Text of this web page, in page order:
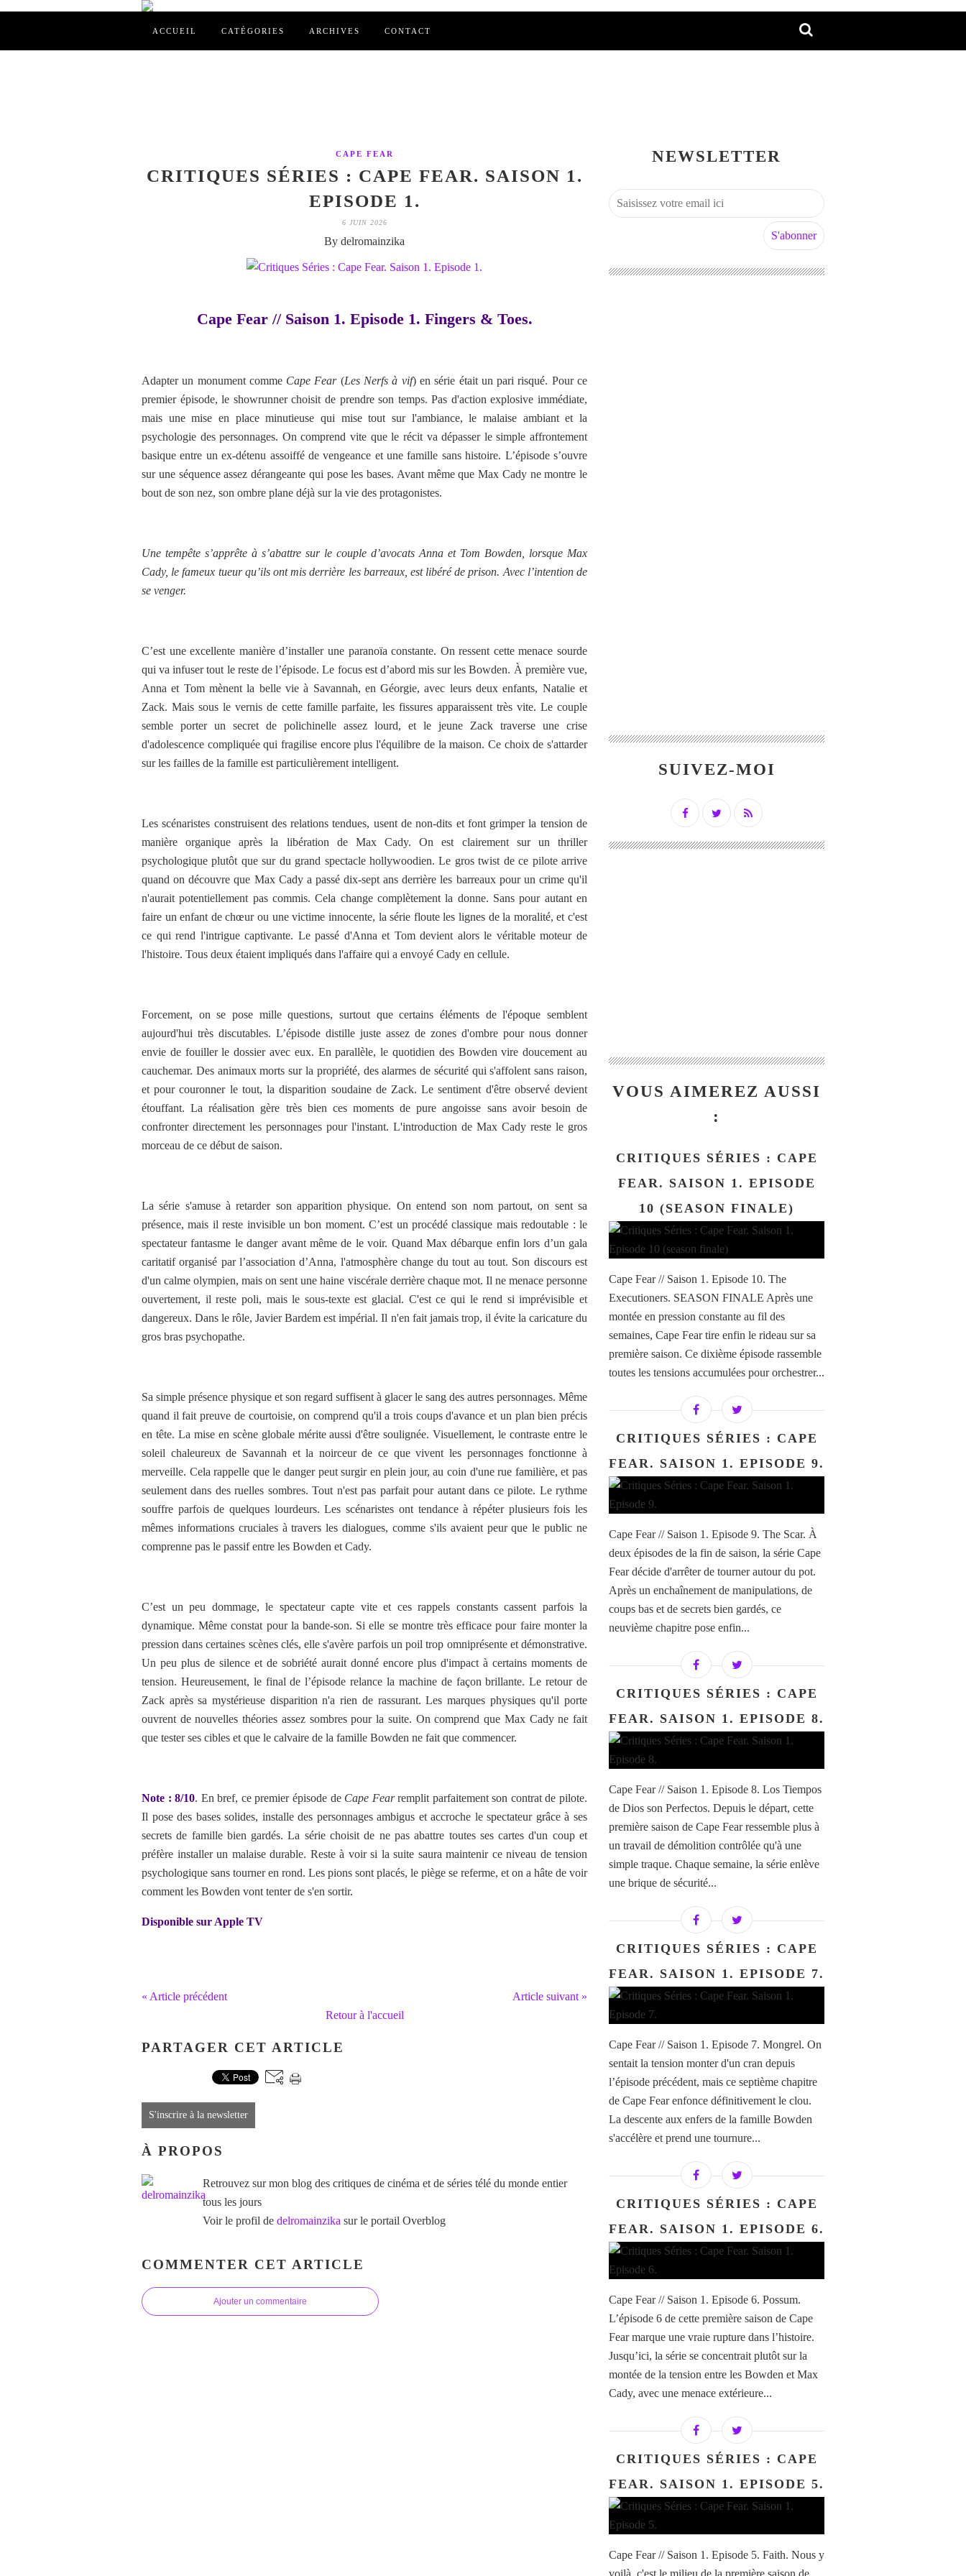
ACCUEIL CATÉGORIES ARCHIVES CONTACT
CAPE FEAR
CRITIQUES SÉRIES : CAPE FEAR. SAISON 1.
EPISODE 1.
6 JUIN 2026
By delromainzika
Cape Fear // Saison 1. Episode 1. Fingers & Toes.
Adapter un monument comme Cape Fear(Les Nerfs à vif) en série était un pari risqué. Pour ce
premier épisode, le showrunner choisit de prendre son temps. Pas d'action explosive immédiate,
mais une mise en place minutieuse qui mise tout sur l'ambiance, le malaise ambiant et la
psychologie des personnages. On comprend vite que le récit va dépasser le simple affrontement
basique entre un ex-détenu assoiffé de vengeance et une famille sans histoire. L’épisode s’ouvre
sur une séquence assez dérangeante qui pose les bases. Avant même que Max Cady ne montre le
bout de son nez, son ombre plane déjà sur la vie des protagonistes.
Une tempête s’apprête à s’abattre sur le couple d’avocats Anna et Tom Bowden, lorsque Max
Cady, le fameux tueur qu’ils ont mis derrière les barreaux, est libéré de prison. Avec l’intention de
se venger.
C’est une excellente manière d’installer une paranoïa constante. On ressent cette menace sourde
qui va infuser tout le reste de l’épisode. Le focus est d’abord mis sur les Bowden. À première vue,
Anna et Tom mènent la belle vie à Savannah, en Géorgie, avec leurs deux enfants, Natalie et
Zack. Mais sous le vernis de cette famille parfaite, les fissures apparaissent très vite. Le couple
semble porter un secret de polichinelle assez lourd, et le jeune Zack traverse une crise
d'adolescence compliquée qui fragilise encore plus l'équilibre de la maison. Ce choix de s'attarder
sur les failles de la famille est particulièrement intelligent.
Les scénaristes construisent des relations tendues, usent de non-dits et font grimper la tension de
manière organique après la libération de Max Cady. On est clairement sur un thriller
psychologique plutôt que sur du grand spectacle hollywoodien. Le gros twist de ce pilote arrive
quand on découvre que Max Cady a passé dix-sept ans derrière les barreaux pour un crime qu'il
n'aurait potentiellement pas commis. Cela change complètement la donne. Sans pour autant en
faire un enfant de chœur ou une victime innocente, la série floute les lignes de la moralité, et c'est
ce qui rend l'intrigue captivante. Le passé d'Anna et Tom devient alors le véritable moteur de
l'histoire. Tous deux étaient impliqués dans l'affaire qui a envoyé Cady en cellule.
Forcement, on se pose mille questions, surtout que certains éléments de l'époque semblent
aujourd'hui très discutables. L’épisode distille juste assez de zones d'ombre pour nous donner
envie de fouiller le dossier avec eux. En parallèle, le quotidien des Bowden vire doucement au
cauchemar. Des animaux morts sur la propriété, des alarmes de sécurité qui s'affolent sans raison,
et pour couronner le tout, la disparition soudaine de Zack. Le sentiment d'être observé devient
étouffant. La réalisation gère très bien ces moments de pure angoisse sans avoir besoin de
confronter directement les personnages pour l'instant. L'introduction de Max Cady reste le gros
morceau de ce début de saison.
La série s'amuse à retarder son apparition physique. On entend son nom partout, on sent sa
présence, mais il reste invisible un bon moment. C’est un procédé classique mais redoutable : le
spectateur fantasme le danger avant même de le voir. Quand Max débarque enfin lors d’un gala
caritatif organisé par l’association d’Anna, l'atmosphère change du tout au tout. Son discours est
d'un calme olympien, mais on sent une haine viscérale derrière chaque mot. Il ne menace personne
ouvertement, il reste poli, mais le sous-texte est glacial. C'est ce qui le rend si imprévisible et
dangereux. Dans le rôle, Javier Bardem est impérial. Il n'en fait jamais trop, il évite la caricature du
gros bras psychopathe.
Sa simple présence physique et son regard suffisent à glacer le sang des autres personnages. Même
quand il fait preuve de courtoisie, on comprend qu'il a trois coups d'avance et un plan bien précis
en tête. La mise en scène globale mérite aussi d'être soulignée. Visuellement, le contraste entre le
soleil chaleureux de Savannah et la noirceur de ce que vivent les personnages fonctionne à
merveille. Cela rappelle que le danger peut surgir en plein jour, au coin d'une rue familière, et pas
seulement dans des ruelles sombres. Tout n'est pas parfait pour autant dans ce pilote. Le rythme
souffre parfois de quelques lourdeurs. Les scénaristes ont tendance à répéter plusieurs fois les
mêmes informations cruciales à travers les dialogues, comme s'ils avaient peur que le public ne
comprenne pas le passif entre les Bowden et Cady.
C’est un peu dommage, le spectateur capte vite et ces rappels constants cassent parfois la
dynamique. Même constat pour la bande-son. Si elle se montre très efficace pour faire monter la
pression dans certaines scènes clés, elle s'avère parfois un poil trop omniprésente et démonstrative.
Un peu plus de silence et de sobriété aurait donné encore plus d'impact à certains moments de
tension. Heureusement, le final de l’épisode relance la machine de façon brillante. Le retour de
Zack après sa mystérieuse disparition n'a rien de rassurant. Les marques physiques qu'il porte
ouvrent de nouvelles théories assez sombres pour la suite. On comprend que Max Cady ne fait
que tester ses cibles et que le calvaire de la famille Bowden ne fait que commencer.
Note : 8/10. En bref, ce premier épisode de Cape Fearremplit parfaitement son contrat de pilote.
Il pose des bases solides, installe des personnages ambigus et accroche le spectateur grâce à ses
secrets de famille bien gardés. La série choisit de ne pas abattre toutes ses cartes d'un coup et
préfère installer un malaise durable. Reste à voir si la suite saura maintenir ce niveau de tension
psychologique sans tourner en rond. Les pions sont placés, le piège se referme, et on a hâte de voir
comment les Bowden vont tenter de s'en sortir.
Disponible sur Apple TV
« Article précédent
Article suivant »
Retour à l'accueil
PARTAGER CET ARTICLE
S'inscrire à la newsletter
À PROPOS
Retrouvez sur mon blog des critiques de cinéma et de séries télé du monde entier
tous les jours
Voir le profil de delromainzika sur le portail Overblog
COMMENTER CET ARTICLE
Ajouter un commentaire
NEWSLETTER
SUIVEZ-MOI
VOUS AIMEREZ AUSSI
:
CRITIQUES SÉRIES : CAPE
FEAR. SAISON 1. EPISODE
10 (SEASON FINALE)
Cape Fear // Saison 1. Episode 10. The
Executioners. SEASON FINALE Après une
montée en pression constante au fil des
semaines, Cape Fear tire enfin le rideau sur sa
première saison. Ce dixième épisode rassemble
toutes les tensions accumulées pour orchestrer...
CRITIQUES SÉRIES : CAPE
FEAR. SAISON 1. EPISODE 9.
Cape Fear // Saison 1. Episode 9. The Scar. À
deux épisodes de la fin de saison, la série Cape
Fear décide d'arrêter de tourner autour du pot.
Après un enchaînement de manipulations, de
coups bas et de secrets bien gardés, ce
neuvième chapitre pose enfin...
CRITIQUES SÉRIES : CAPE
FEAR. SAISON 1. EPISODE 8.
Cape Fear // Saison 1. Episode 8. Los Tiempos
de Dios son Perfectos. Depuis le départ, cette
première saison de Cape Fear ressemble plus à
un travail de démolition contrôlée qu'à une
simple traque. Chaque semaine, la série enlève
une brique de sécurité...
CRITIQUES SÉRIES : CAPE
FEAR. SAISON 1. EPISODE 7.
Cape Fear // Saison 1. Episode 7. Mongrel. On
sentait la tension monter d'un cran depuis
l’épisode précédent, mais ce septième chapitre
de Cape Fear enfonce définitivement le clou.
La descente aux enfers de la famille Bowden
s'accélère et prend une tournure...
CRITIQUES SÉRIES : CAPE
FEAR. SAISON 1. EPISODE 6.
Cape Fear // Saison 1. Episode 6. Possum.
L’épisode 6 de cette première saison de Cape
Fear marque une vraie rupture dans l’histoire.
Jusqu’ici, la série se concentrait plutôt sur la
montée de la tension entre les Bowden et Max
Cady, avec une menace extérieure...
CRITIQUES SÉRIES : CAPE
FEAR. SAISON 1. EPISODE 5.
Cape Fear // Saison 1. Episode 5. Faith. Nous y
voilà, c'est le milieu de la première saison de